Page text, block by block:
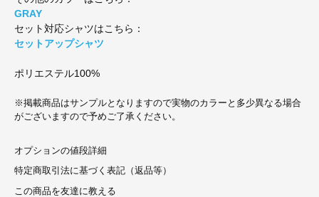
GRAY
セット対応シャツはこちら：
セットアップシャツ
ポリエステル100%
※掲載商品はサンプルとなりますので実物のカラーと多少異なる場合
がございますので予めご了承ください。
オプションの値段詳細
特定商取引法に基づく表記（返品等）
この商品を友達に教える